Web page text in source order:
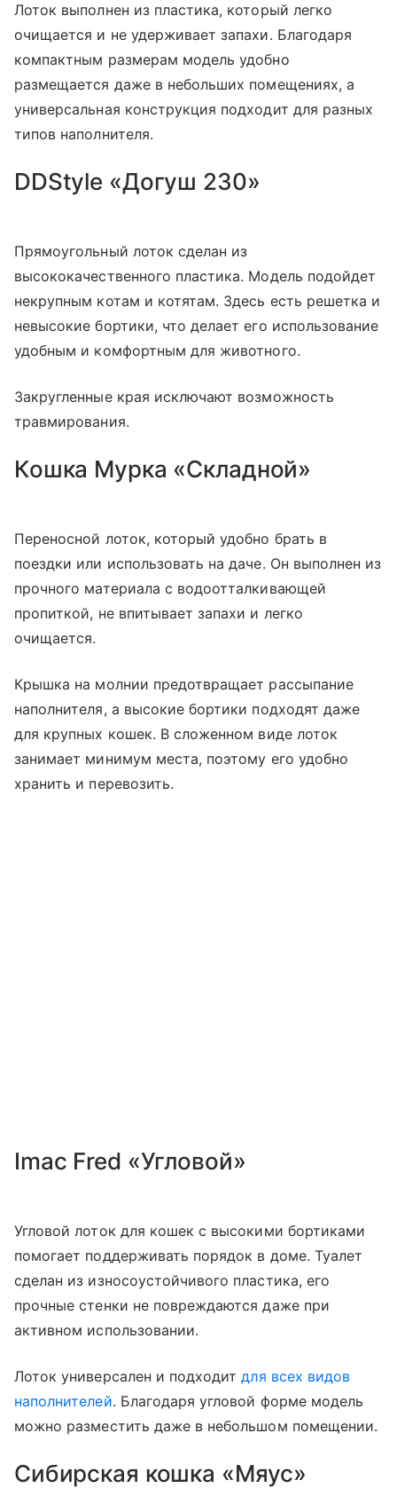
Лоток выполнен из пластика, который легко
очищается и не удерживает запахи. Благодаря
компактным размерам модель удобно
размещается даже в небольших помещениях, а
универсальная конструкция подходит для разных
типов наполнителя.
DDStyle «Догуш 230»
Прямоугольный лоток сделан из
высококачественного пластика. Модель подойдет
некрупным котам и котятам. Здесь есть решетка и
невысокие бортики, что делает его использование
удобным и комфортным для животного.
Закругленные края исключают возможность
травмирования.
Кошка Мурка «Складной»
Переносной лоток, который удобно брать в
поездки или использовать на даче. Он выполнен из
прочного материала с водоотталкивающей
пропиткой, не впитывает запахи и легко
очищается.
Крышка на молнии предотвращает рассыпание
наполнителя, а высокие бортики подходят даже
для крупных кошек. В сложенном виде лоток
занимает минимум места, поэтому его удобно
хранить и перевозить.
Imac Fred «Угловой»
Угловой лоток для кошек с высокими бортиками
помогает поддерживать порядок в доме. Туалет
сделан из износоустойчивого пластика, его
прочные стенки не повреждаются даже при
активном использовании.
Лоток универсален и подходитдля всех видов
наполнителей. Благодаря угловой форме модель
можно разместить даже в небольшом помещении.
Сибирская кошка «Мяус»